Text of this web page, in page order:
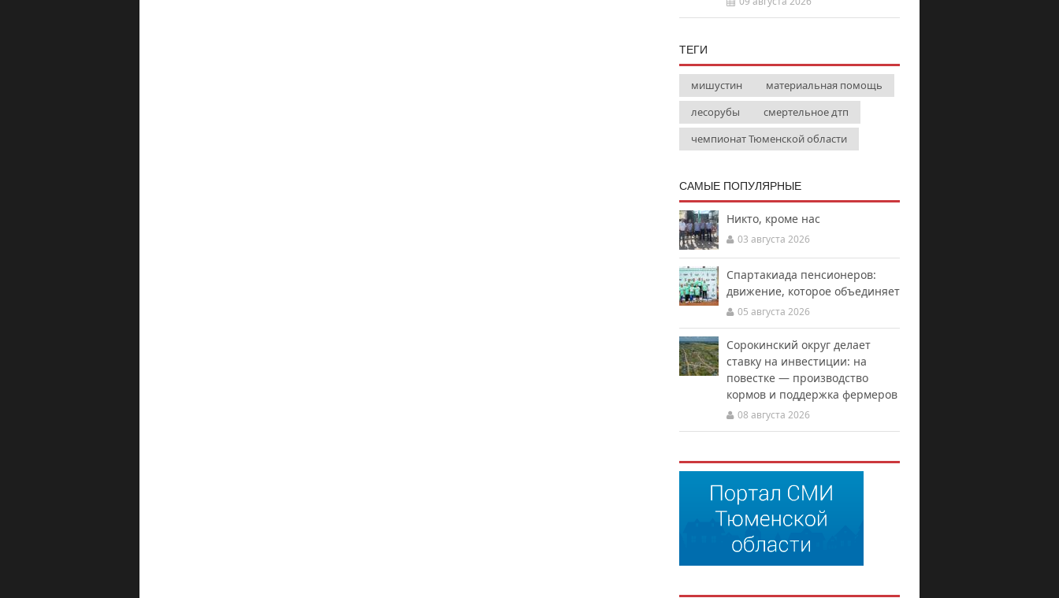
ТЕГИ
мишустин
материальная помощь
лесорубы
смертельное дтп
чемпионат Тюменской области
САМЫЕ ПОПУЛЯРНЫЕ
Никто, кроме нас
03 августа 2026
Спартакиада пенсионеров:
движение, которое объединяет
05 августа 2026
Сорокинский округ делает
ставку на инвестиции: на
повестке — производство
кормов и поддержка фермеров
08 августа 2026